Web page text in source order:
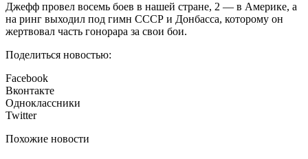
Джефф провел восемь боев в нашей стране, 2 — в Америке, а
на ринг выходил под гимн СССР и Донбасса, которому он
жертвовал часть гонорара за свои бои.
Поделиться новостью:
Facebook
Вконтакте
Одноклассники
Twitter
Похожие новости